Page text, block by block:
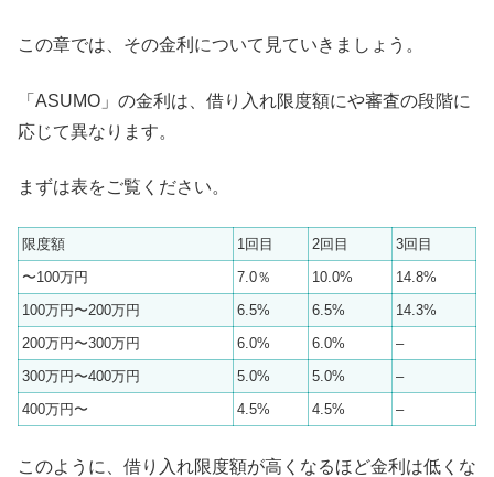
この章では、その金利について見ていきましょう。
「ASUMO」の金利は、借り入れ限度額にや審査の段階に
応じて異なります。
まずは表をご覧ください。
限度額 1回目 2回目
3回目
〜100万円
7.0％ 10.0%
14.8%
100万円〜200万円
6.5% 6.5%
14.3%
200万円〜300万円
6.0% 6.0%
–
300万円〜400万円
5.0% 5.0%
–
400万円〜
4.5% 4.5% –
このように、借り入れ限度額が高くなるほど金利は低くな